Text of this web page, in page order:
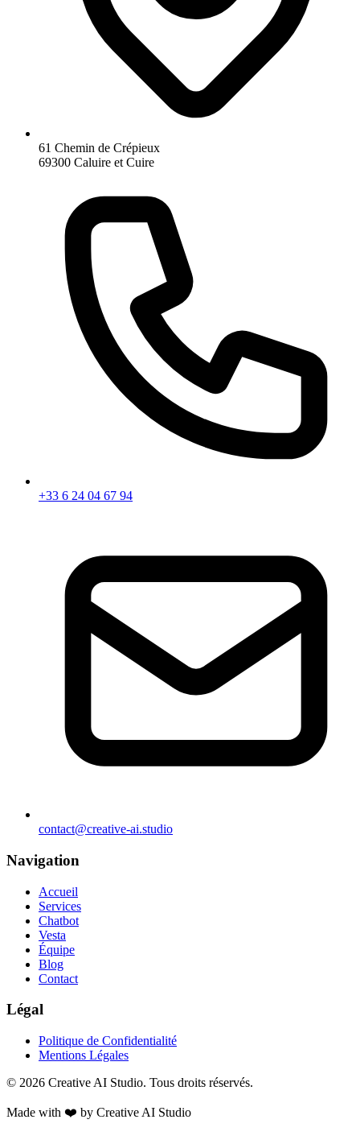
61 Chemin de Crépieux
69300 Caluire et Cuire
+33 6 24 04 67 94
contact@creative-ai.studio
Navigation
Accueil
Services
Chatbot
Vesta
Équipe
Blog
Contact
Légal
Politique de Confidentialité
Mentions Légales
© 2026 Creative AI Studio. Tous droits réservés.
Made with ❤️ by Creative AI Studio